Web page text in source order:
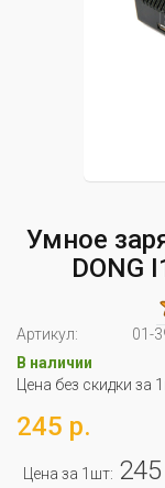
Умное
DONG
Артикул:
01-
В наличии
Цена без скидки за
245 р.
Цена за 1шт: